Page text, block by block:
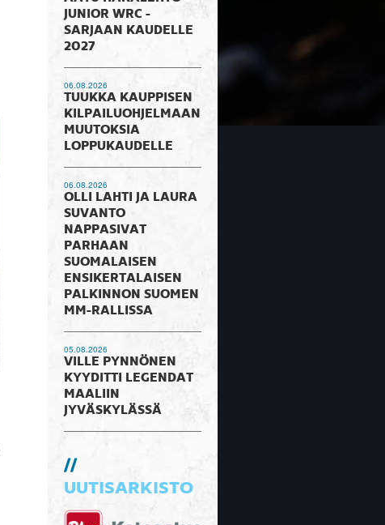
JUNIOR WRC -
SARJAAN KAUDELLE
2027
06.08.2026
TUUKKA KAUPPISEN
KILPAILUOHJELMAAN
MUUTOKSIA
LOPPUKAUDELLE
06.08.2026
OLLI LAHTI JA LAURA
SUVANTO
NAPPASIVAT
PARHAAN
SUOMALAISEN
ENSIKERTALAISEN
PALKINNON SUOMEN
MM-RALLISSA
05.08.2026
VILLE PYNNÖNEN
KYYDITTI LEGENDAT
MAALIIN
JYVÄSKYLÄSSÄ
UUTISARKISTO